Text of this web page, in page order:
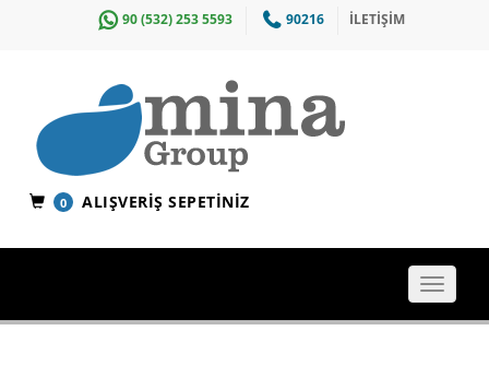
90 (532) 253 5593 90216 İLETİŞİM
0 ALIŞVERIŞ SEPETINIZ
Toggle